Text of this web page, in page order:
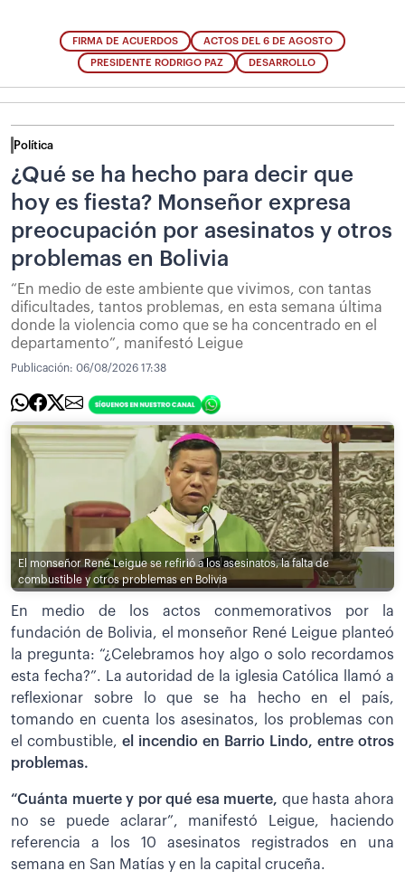
FIRMA DE ACUERDOS ACTOS DEL 6 DE AGOSTO
PRESIDENTE RODRIGO PAZ DESARROLLO
Política
¿Qué se ha hecho para decir que
hoy es fiesta? Monseñor expresa
preocupación por asesinatos y otros
problemas en Bolivia
“En medio de este ambiente que vivimos, con tantas
dificultades, tantos problemas, en esta semana última
donde la violencia como que se ha concentrado en el
departamento”, manifestó Leigue
Publicación: 06/08/2026 17:38
El monseñor René Leigue se refirió a los asesinatos, la falta de
combustible y otros problemas en Bolivia
En medio de los actos conmemorativos por la
fundación de Bolivia, el monseñor René Leigue planteó
la pregunta: “¿Celebramos hoy algo o solo recordamos
esta fecha?”. La autoridad de la iglesia Católica llamó a
reflexionar sobre lo que se ha hecho en el país,
tomando en cuenta los asesinatos, los problemas con
el combustible, el incendio en Barrio Lindo, entre otros
problemas.
“Cuánta muerte y por qué esa muerte, que hasta ahora
no se puede aclarar”, manifestó Leigue, haciendo
referencia a los 10 asesinatos registrados en una
semana en San Matías y en la capital cruceña.